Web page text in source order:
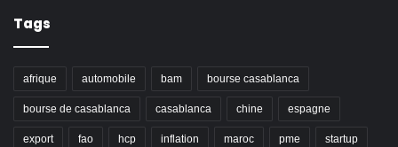
Tags
afrique automobile bam bourse casablanca
bourse de casablanca casablanca chine espagne
export fao hcp inflation maroc pme startup